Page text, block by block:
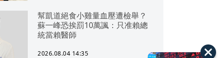
幫凱道絕食小雞量血壓遭檢舉？
蘇一峰恐挨罰10萬諷：只准賴總
統當賴醫師
2026.08.04 14:35